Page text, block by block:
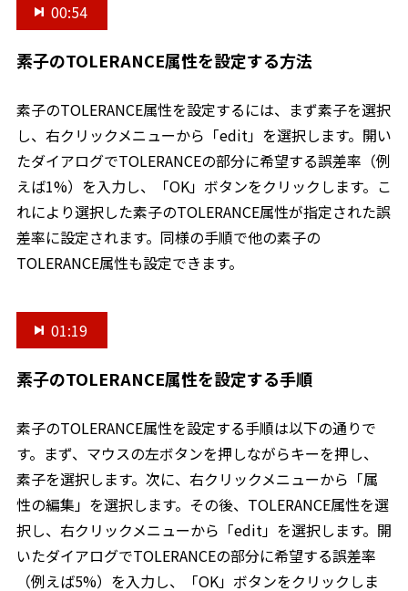
00:54
素子のTOLERANCE属性を設定する方法
素子のTOLERANCE属性を設定するには、まず素子を選択
し、右クリックメニューから「edit」を選択します。開い
たダイアログでTOLERANCEの部分に希望する誤差率（例
えば1%）を入力し、「OK」ボタンをクリックします。こ
れにより選択した素子のTOLERANCE属性が指定された誤
差率に設定されます。同様の手順で他の素子の
TOLERANCE属性も設定できます。
01:19
素子のTOLERANCE属性を設定する手順
素子のTOLERANCE属性を設定する手順は以下の通りで
す。まず、マウスの左ボタンを押しながらキーを押し、
素子を選択します。次に、右クリックメニューから「属
性の編集」を選択します。その後、TOLERANCE属性を選
択し、右クリックメニューから「edit」を選択します。開
いたダイアログでTOLERANCEの部分に希望する誤差率
（例えば5%）を入力し、「OK」ボタンをクリックしま